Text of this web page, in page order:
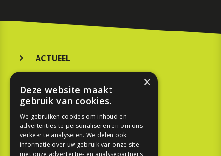
ACTUEEL
KOOPGIDS
TESTEN
SPORT
×
Deze website maakt
gebruik van cookies.
We gebruiken cookies om inhoud en
advertenties te personaliseren en om ons
verkeer te analyseren. We delen ook
informatie over uw gebruik van onze site
met onze advertentie- en analysepartners,